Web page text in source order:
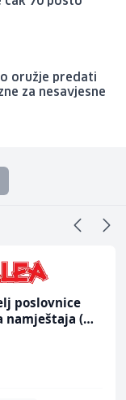
oružje predati
za nesavjesne
poslovnice
namještaja (m/